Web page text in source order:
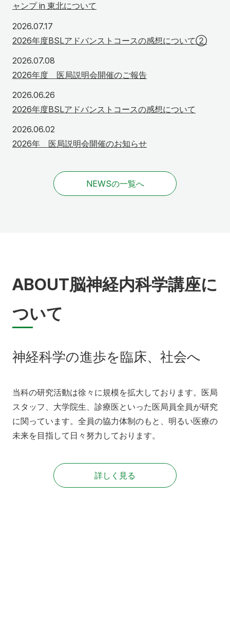
ャンプ in 東北について
2026.07.17
2026年度BSLアドバンストコースの感想について②
2026.07.08
2026年度 医局説明会開催のご報告
2026.06.26
2026年度BSLアドバンストコースの感想について
2026.06.02
2026年 医局説明会開催のお知らせ
NEWSの一覧へ
ABOUT脳神経内科学講座に
ついて
神経科学の進歩を臨床、社会へ
当科の研究活動は徐々に規模を拡大しております。医局
スタッフ、大学院生、診療医といった医局員全員が研究
に関っています。全員の協力体制のもと、明るい医療の
未来を目指して日々努力しております。
詳しく見る